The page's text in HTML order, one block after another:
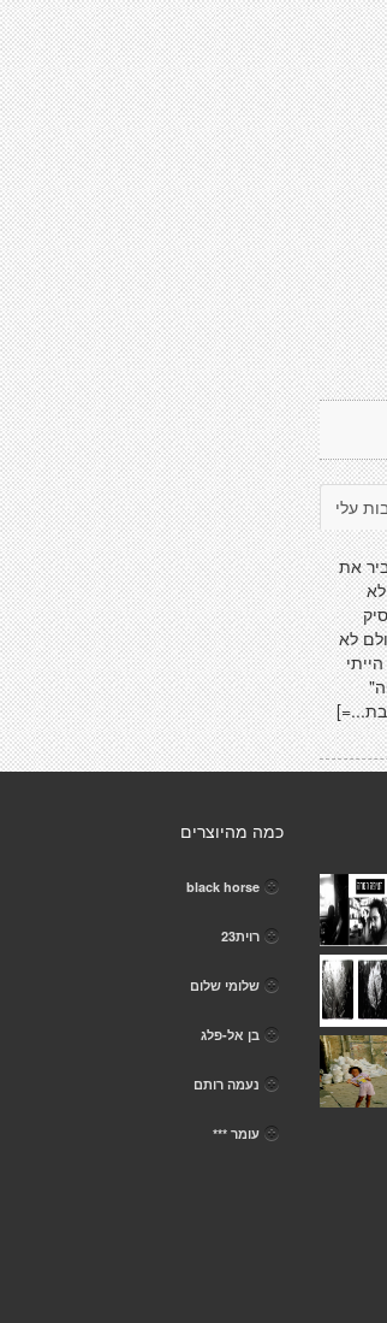
עלי
את
לא
כמה מהיוצרים
black horse
רוית23
שלומי שלום
בן אל-פלג
נעמה רותם
עומר ***